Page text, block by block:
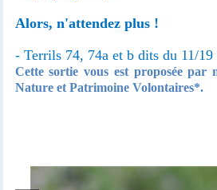
Alors, n'attendez plus !
- Terrils 74, 74a et b dits du 11/19
Cette sortie vous est proposée par
Nature et Patrimoine Volontaires*.